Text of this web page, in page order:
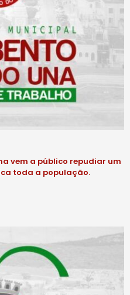
vem a público repudiar um
toda a população.